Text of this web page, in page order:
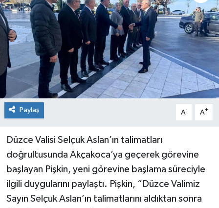
Paylaş A- A+
Düzce Valisi Selçuk Aslan’ın talimatları
doğrultusunda Akçakoca’ya geçerek görevine
başlayan Pişkin, yeni görevine başlama süreciyle
ilgili duygularını paylaştı. Pişkin, “Düzce Valimiz
Sayın Selçuk Aslan’ın talimatlarını aldıktan sonra